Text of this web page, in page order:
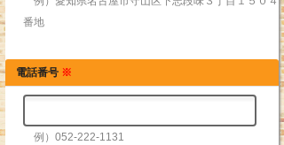
番地
電話番号 ※
例）052-222-1131